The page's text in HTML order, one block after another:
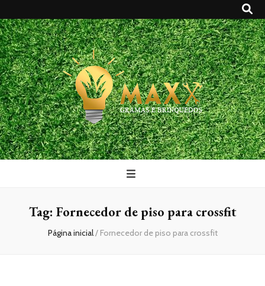
Maxx Gramas
Blog
Tag: Fornecedor de piso para crossfit
Página inicial/ Fornecedor de piso para crossfit